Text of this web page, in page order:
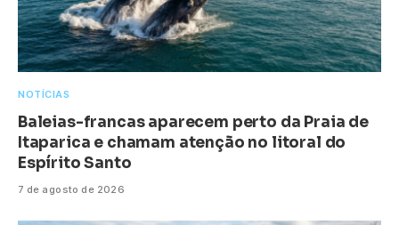
NOTÍCIAS
Baleias-francas aparecem perto da Praia de
Itaparica e chamam atenção no litoral do
Espírito Santo
7 de agosto de 2026